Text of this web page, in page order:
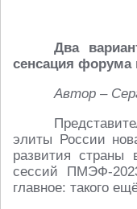
Два
сенсация форума
Автор –
элиты России
развития
сессий ПМЭФ-
главное: такого